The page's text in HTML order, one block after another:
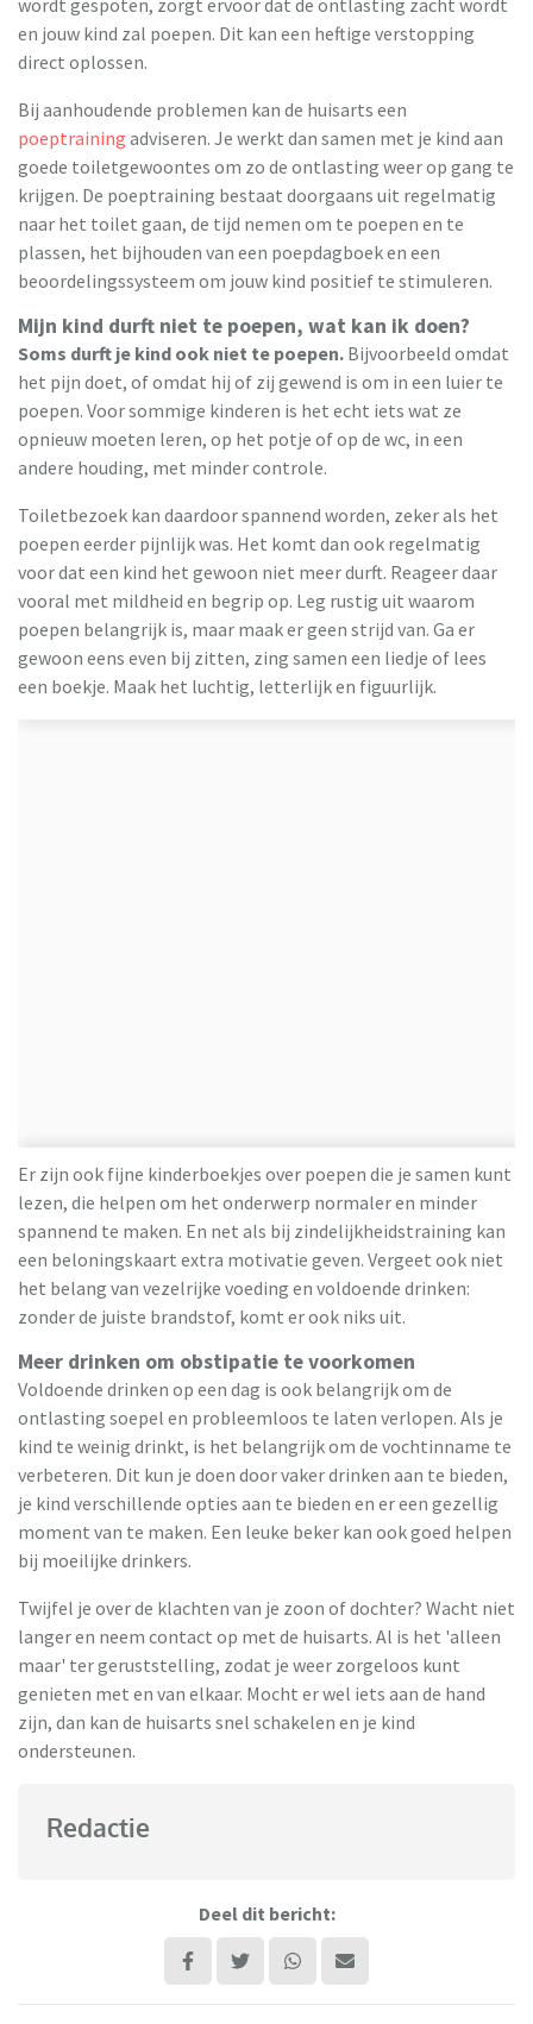
en jouw kind zal poepen. Dit kan een heftige verstopping
direct oplossen.
Bij aanhoudende problemen kan de huisarts een
poeptraining adviseren. Je werkt dan samen met je kind aan
goede toiletgewoontes om zo de ontlasting weer op gang te
krijgen. De poeptraining bestaat doorgaans uit regelmatig
naar het toilet gaan, de tijd nemen om te poepen en te
plassen, het bijhouden van een poepdagboek en een
beoordelingssysteem om jouw kind positief te stimuleren.
Mijn kind durft niet te poepen, wat kan ik doen?
Soms durft je kind ook niet te poepen. Bijvoorbeeld omdat
het pijn doet, of omdat hij of zij gewend is om in een luier te
poepen. Voor sommige kinderen is het echt iets wat ze
opnieuw moeten leren, op het potje of op de wc, in een
andere houding, met minder controle.
Toiletbezoek kan daardoor spannend worden, zeker als het
poepen eerder pijnlijk was. Het komt dan ook regelmatig
voor dat een kind het gewoon niet meer durft. Reageer daar
vooral met mildheid en begrip op. Leg rustig uit waarom
poepen belangrijk is, maar maak er geen strijd van. Ga er
gewoon eens even bij zitten, zing samen een liedje of lees
een boekje. Maak het luchtig, letterlijk en figuurlijk.
Er zijn ook fijne kinderboekjes over poepen die je samen kunt
lezen, die helpen om het onderwerp normaler en minder
spannend te maken. En net als bij zindelijkheidstraining kan
een beloningskaart extra motivatie geven. Vergeet ook niet
het belang van vezelrijke voeding en voldoende drinken:
zonder de juiste brandstof, komt er ook niks uit.
Meer drinken om obstipatie te voorkomen
Voldoende drinken op een dag is ook belangrijk om de
ontlasting soepel en probleemloos te laten verlopen. Als je
kind te weinig drinkt, is het belangrijk om de vochtinname te
verbeteren. Dit kun je doen door vaker drinken aan te bieden,
je kind verschillende opties aan te bieden en er een gezellig
moment van te maken. Een leuke beker kan ook goed helpen
bij moeilijke drinkers.
Twijfel je over de klachten van je zoon of dochter? Wacht niet
langer en neem contact op met de huisarts. Al is het 'alleen
maar' ter geruststelling, zodat je weer zorgeloos kunt
genieten met en van elkaar. Mocht er wel iets aan de hand
zijn, dan kan de huisarts snel schakelen en je kind
ondersteunen.
Redactie
Deel dit bericht: